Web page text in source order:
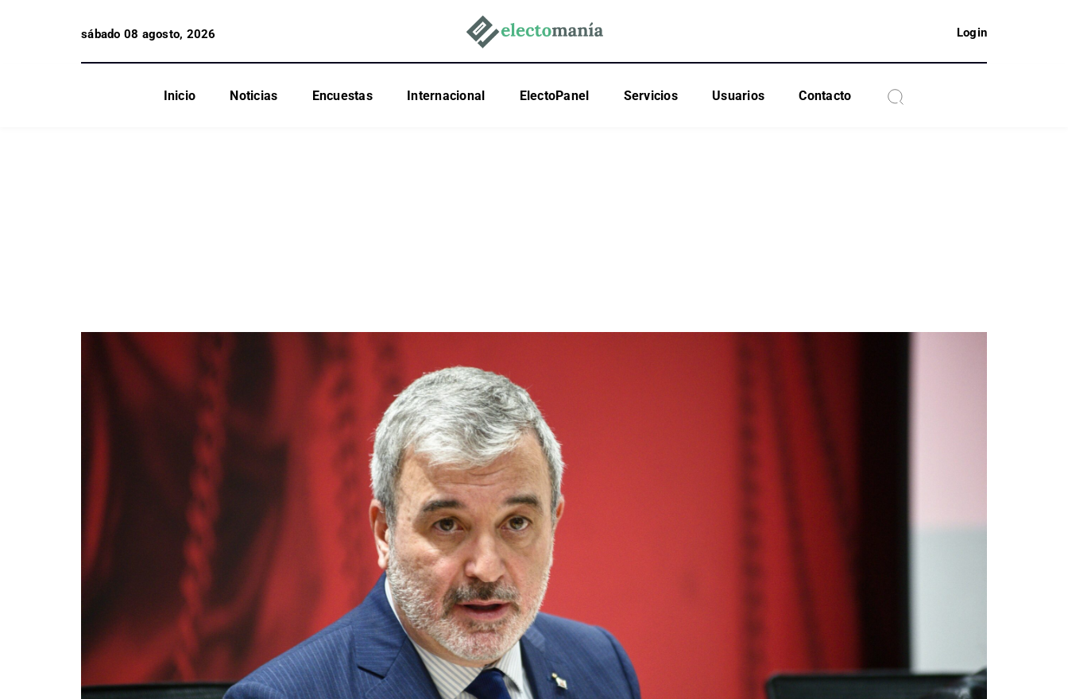
sábado 08 agosto, 2026 Login
Inicio Noticias Encuestas Internacional ElectoPanel Servicios Usuarios Contacto